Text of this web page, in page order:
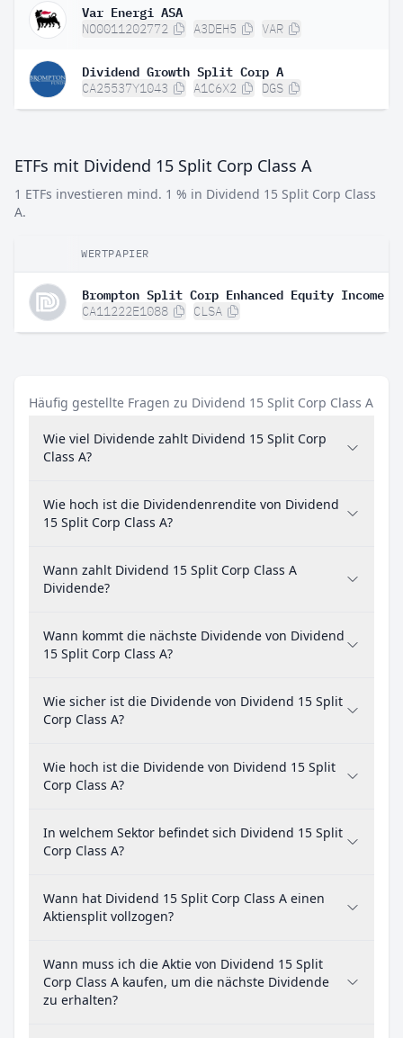
Var Energi ASA
NO0011202772 A3DEH5 VAR
Dividend Growth Split Corp A
CA25537Y1043 A1C6X2 DGS
ETFs mit Dividend 15 Split Corp Class A
1 ETFs investieren mind. 1 % in Dividend 15 Split Corp Class
A.
WERTPAPIER
Brompton Split Corp Enhanced Equity Income
CA11222E1088 CLSA
Häufig gestellte Fragen zu Dividend 15 Split Corp Class A
Wie viel Dividende zahlt Dividend 15 Split Corp
Class A?
Wie hoch ist die Dividendenrendite von Dividend
15 Split Corp Class A?
Wann zahlt Dividend 15 Split Corp Class A
Dividende?
Wann kommt die nächste Dividende von Dividend
15 Split Corp Class A?
Wie sicher ist die Dividende von Dividend 15 Split
Corp Class A?
Wie hoch ist die Dividende von Dividend 15 Split
Corp Class A?
In welchem Sektor befindet sich Dividend 15 Split
Corp Class A?
Wann hat Dividend 15 Split Corp Class A einen
Aktiensplit vollzogen?
Wann muss ich die Aktie von Dividend 15 Split
Corp Class A kaufen, um die nächste Dividende
zu erhalten?